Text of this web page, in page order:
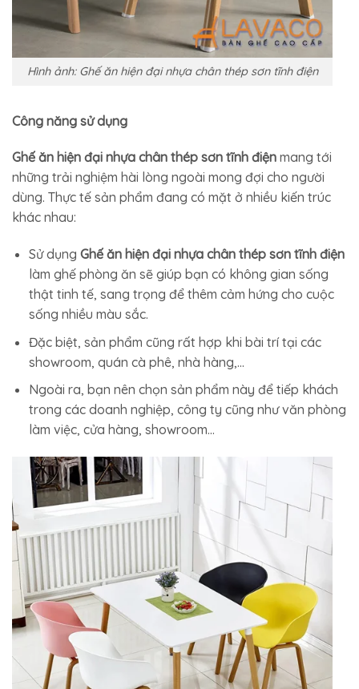
Hình ảnh: Ghế ăn hiện đại nhựa chân thép sơn tĩnh điện
Công năng sử dụng
Ghế ăn hiện đại nhựa chân thép sơn tĩnh điện mang tới
những trải nghiệm hài lòng ngoài mong đợi cho người
dùng. Thực tế sản phẩm đang có mặt ở nhiều kiến trúc
khác nhau:
Sử dụng Ghế ăn hiện đại nhựa chân thép sơn tĩnh điện
làm ghế phòng ăn sẽ giúp bạn có không gian sống
thật tinh tế, sang trọng để thêm cảm hứng cho cuộc
sống nhiều màu sắc.
Đặc biệt, sản phẩm cũng rất hợp khi bài trí tại các
showroom, quán cà phê, nhà hàng,…
Ngoài ra, bạn nên chọn sản phẩm này để tiếp khách
trong các doanh nghiệp, công ty cũng như văn phòng
làm việc, cửa hàng, showroom…